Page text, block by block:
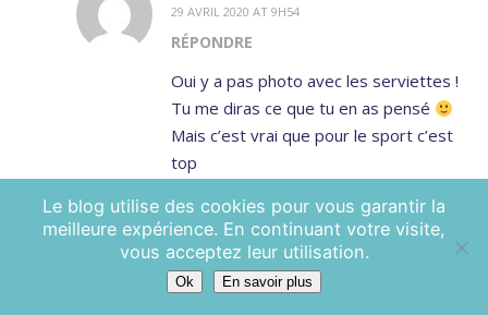
29 AVRIL 2020 AT 9H54
RÉPONDRE
Oui y a pas photo avec les serviettes !
Tu me diras ce que tu en as pensé
Mais c’est vrai que pour le sport c’est
top
Le blog utilise des cookies pour vous garantir la
meilleure expérience. En continuant votre visite,
vous acceptez leur utilisation.
Ok En savoir plus